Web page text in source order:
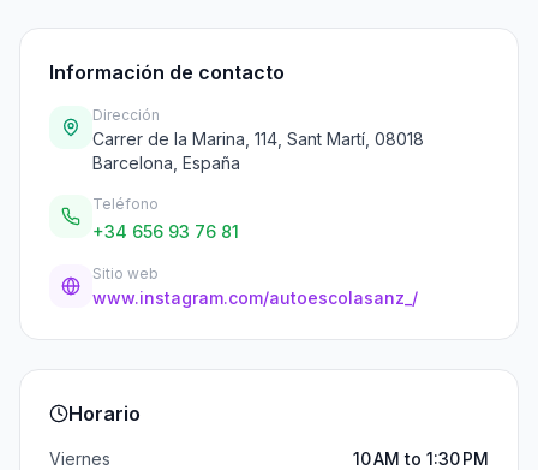
Información de contacto
Dirección
Carrer de la Marina, 114, Sant Martí, 08018
Barcelona, España
Teléfono
+34 656 93 76 81
Sitio web
www.instagram.com/autoescolasanz_/
Horario
Viernes
10 AM to 1:30 PM